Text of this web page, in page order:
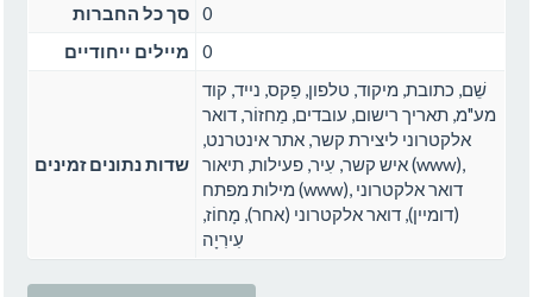
סך כל החברות
0
מיילים ייחודיים
0
שדות נתונים זמינים
שֵׁם, כתובת, מיקוד, טלפון, פַקס, נייד, קוד
מע"מ, תאריך רישום, עובדים, מַחזוֹר, דואר
אלקטרוני ליצירת קשר, אתר אינטרנט,
איש קשר, עִיר, פעילות, תיאור (www),
מילות מפתח (www), דואר אלקטרוני
(דומיין), דואר אלקטרוני (אחר), מָחוֹז,
עִירִיָה